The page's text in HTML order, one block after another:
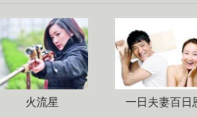
火流星 一日夫妻百日